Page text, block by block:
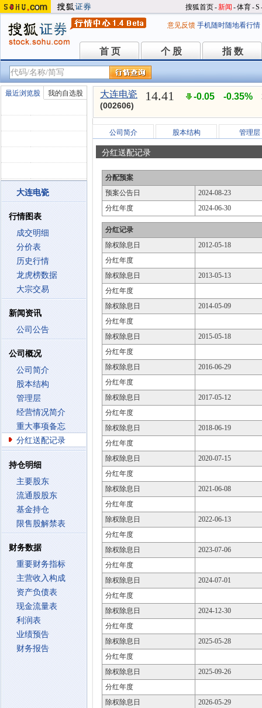
搜狐首页-新闻 -体育-S
意见反馈 手机随时随地看行情
首 页
首 页 个 股
个 股 指 数
指 数
最近浏览股 我的自选股
大连电瓷
行情图表
成交明细
分价表
历史行情
龙虎榜数据
大宗交易
新闻资讯
公司公告
公司概况
公司简介
股本结构
管理层
经营情况简介
重大事项备忘
分红送配记录
持仓明细
主要股东
流通股股东
基金持仓
限售股解禁表
财务数据
重要财务指标
主营收入构成
资产负债表
现金流量表
利润表
业绩预告
财务报告
大连电瓷
(002606)
14.41 -0.05 -0.35%
公司简介 股本结构 管理层
分红送配记录
分配预案
预案公告日
2024-08-23
分红年度
2024-06-30
分红记录
除权除息日
2012-05-18
分红年度
除权除息日
2013-05-13
分红年度
除权除息日
2014-05-09
分红年度
除权除息日
2015-05-18
分红年度
除权除息日
2016-06-29
分红年度
除权除息日
2017-05-12
分红年度
除权除息日
2018-06-19
分红年度
除权除息日
2020-07-15
分红年度
除权除息日
2021-06-08
分红年度
除权除息日
2022-06-13
分红年度
除权除息日
2023-07-06
分红年度
除权除息日
2024-07-01
分红年度
除权除息日
2024-12-30
分红年度
除权除息日
2025-05-28
分红年度
除权除息日
2025-09-26
分红年度
除权除息日
2026-05-29